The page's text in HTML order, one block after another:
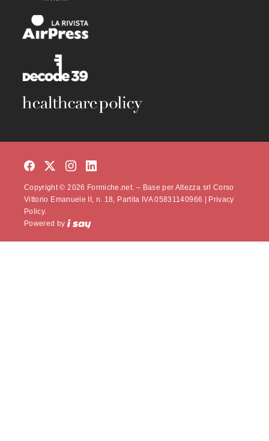
Copyright © 2026 Formiche.net. – Base per Altezza srl Corso
Vittorio Emanuele II, n. 18, Partita IVA 05831140966 |
Privacy
Policy.
Powered by